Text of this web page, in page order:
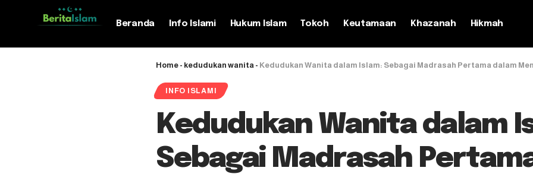
Beranda Info Islami Hukum Islam Tokoh Keutamaan Khazanah Hikmah
Home - kedudukan wanita - Kedudukan Wanita dalam Islam: Sebagai Madrasah Pertama dalam
INFO ISLAMI
Kedudukan Wanita dalam
Sebagai Madrasah